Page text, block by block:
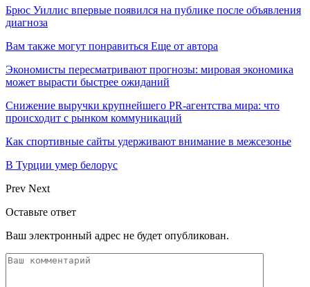
Брюс Уиллис впервые появился на публике после объявления
диагноза
Вам также могут понравиться Еще от автора
Экономисты пересматривают прогнозы: мировая экономика
может вырасти быстрее ожиданий
Снижение выручки крупнейшего PR-агентства мира: что
происходит с рынком коммуникаций
Как спортивные сайты удерживают внимание в межсезонье
В Турции умер белорус
Prev Next
Оставьте ответ
Ваш электронный адрес не будет опубликован.